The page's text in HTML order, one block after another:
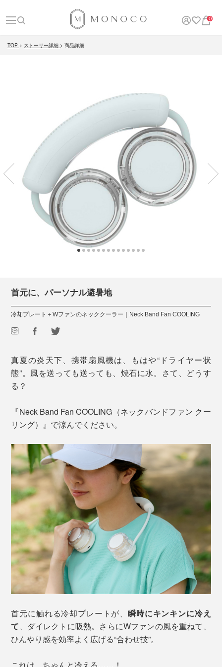
0
TOP ストーリー詳細 商品詳細
首元に、パーソナル避暑地
冷却プレート＋Wファンのネッククーラー｜Neck Band Fan COOLING
真夏の炎天下、携帯扇風機は、もはや“ドライヤー状
態”。風を送っても送っても、焼石に水。さて、どうす
る？
『Neck Band Fan COOLING（ネックバンドファン クー
リング）』で涼んでください。
首元に触れる冷却プレートが、瞬時にキンキンに冷え
て、ダイレクトに吸熱。さらにWファンの風を重ねて、
ひんやり感を効率よく広げる“合わせ技”。